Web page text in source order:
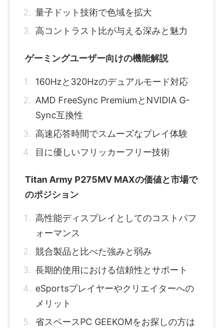
量子ドット技術で色域を拡大
高コントラスト比が与える深みと魅力
ゲーミングユーザー向けの機能解説
160Hzと320Hzのデュアルモード対応
AMD FreeSync PremiumとNVIDIA G-
Sync互換性
高速応答時間でスムーズなプレイ体験
目に優しいフリッカーフリー技術
Titan Army P275MV MAXの価値と市場で
のポジション
高性能ディスプレイとしてのコストパフ
ォーマンス
競合製品と比べた強みと弱み
長期的使用における信頼性とサポート
eSportsプレイヤーやクリエイターへの
メリット
省スペースPC GEEKOMをお探しの方は